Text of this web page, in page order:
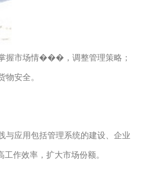
握市场情���，调整管理策略；
安全。
与应用包括管理系统的建设、企业
作效率，扩大市场份额。